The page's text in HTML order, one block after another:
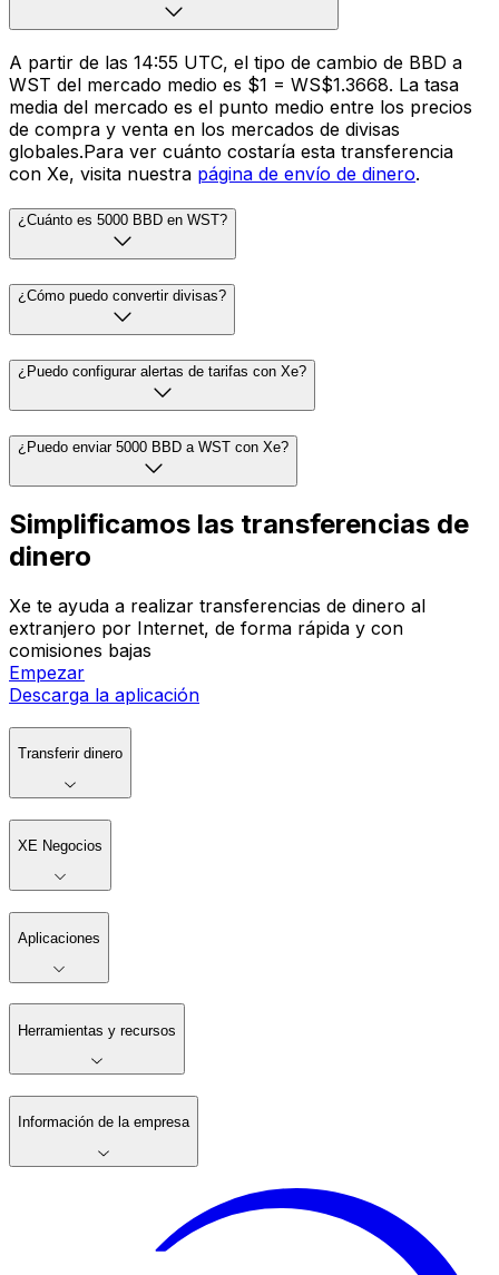
A partir de las 14:55 UTC, el tipo de cambio de BBD a
WST del mercado medio es $1 = WS$1.3668. La tasa
media del mercado es el punto medio entre los precios
de compra y venta en los mercados de divisas
globales.Para ver cuánto costaría esta transferencia
con Xe, visita nuestra página de envío de dinero.
¿Cuánto es 5000 BBD en WST?
¿Cómo puedo convertir divisas?
¿Puedo configurar alertas de tarifas con Xe?
¿Puedo enviar 5000 BBD a WST con Xe?
Simplificamos las transferencias de
dinero
Xe te ayuda a realizar transferencias de dinero al
extranjero por Internet, de forma rápida y con
comisiones bajas
Empezar
Descarga la aplicación
Transferir dinero
XE Negocios
Aplicaciones
Herramientas y recursos
Información de la empresa